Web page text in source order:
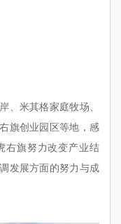
、米其格家庭牧场、
旗创业园区等地，感
右旗努力改变产业结
发展方面的努力与成